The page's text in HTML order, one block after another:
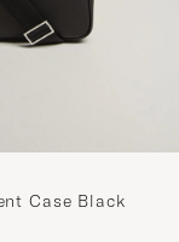
Case Black